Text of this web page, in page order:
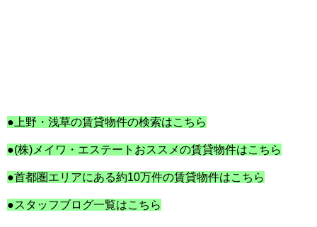
●上野・浅草の賃貸物件の検索はこちら
●(株)メイワ・エステートおススメの賃貸物件はこちら
●首都圏エリアにある約10万件の賃貸物件はこちら
●スタッフブログ一覧はこちら